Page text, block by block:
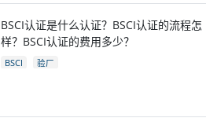
BSCI认证是什么认证？BSCI认证的流程怎
样？BSCI认证的费用多少？
BSCI 验厂